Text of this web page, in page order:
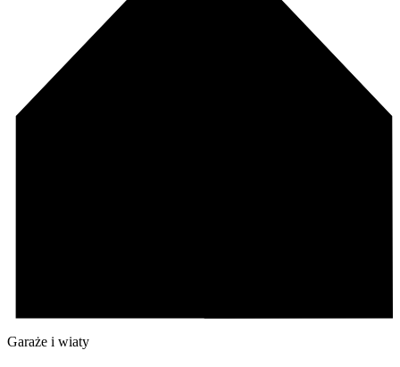
Garaże i wiaty